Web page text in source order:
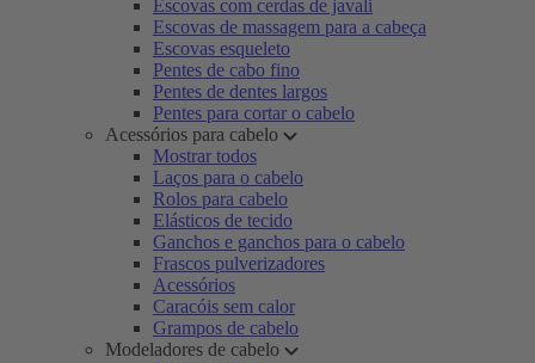
Escovas com cerdas de javali
Escovas de massagem para a cabeça
Escovas esqueleto
Pentes de cabo fino
Pentes de dentes largos
Pentes para cortar o cabelo
Acessórios para cabelo
Mostrar todos
Laços para o cabelo
Rolos para cabelo
Elásticos de tecido
Ganchos e ganchos para o cabelo
Frascos pulverizadores
Acessórios
Caracóis sem calor
Grampos de cabelo
Modeladores de cabelo